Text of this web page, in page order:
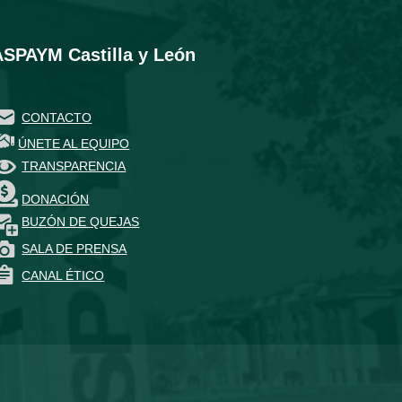
Castilla y León
CONTACTO
ÚNETE AL EQUIPO
TRANSPARENCIA
DONACIÓN
BUZÓN DE QUEJAS
SALA DE PRENSA
CANAL ÉTICO